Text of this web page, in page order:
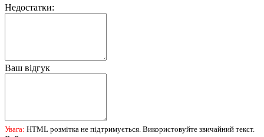
Недостатки:
Ваш відгук
Увага: HTML розмітка не підтримується. Використовуйте звичайний текст.